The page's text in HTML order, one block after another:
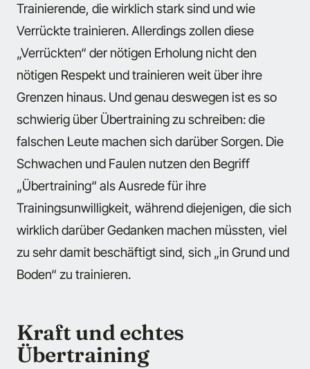
Trainierende, die wirklich stark sind und wie
Verrückte trainieren. Allerdings zollen diese
„Verrückten“ der nötigen Erholung nicht den
nötigen Respekt und trainieren weit über ihre
Grenzen hinaus. Und genau deswegen ist es so
schwierig über Übertraining zu schreiben: die
falschen Leute machen sich darüber Sorgen. Die
Schwachen und Faulen nutzen den Begriff
„Übertraining“ als Ausrede für ihre
Trainingsunwilligkeit, während diejenigen, die sich
wirklich darüber Gedanken machen müssten, viel
zu sehr damit beschäftigt sind, sich „in Grund und
Boden“ zu trainieren.
Kraft und echtes
Übertraining